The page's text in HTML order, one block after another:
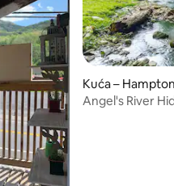
Kuća – Hampton
Angel's River